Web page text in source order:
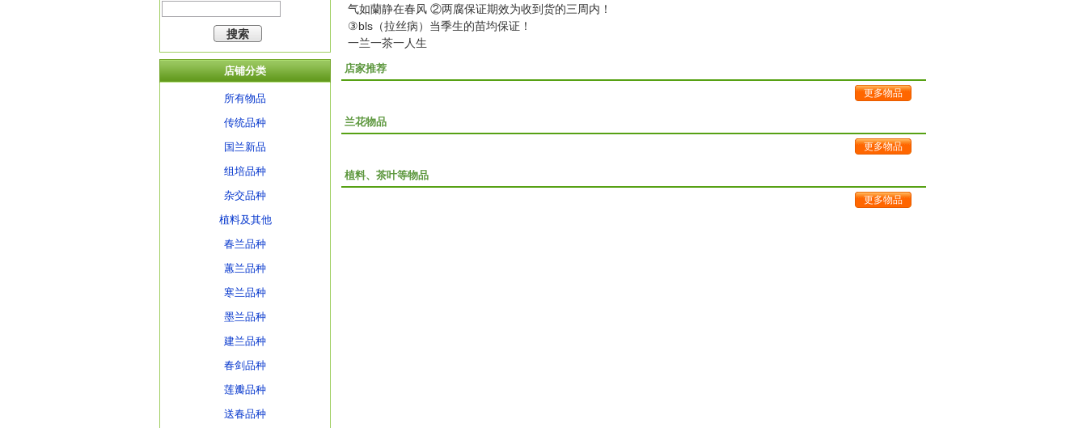
店铺分类
所有物品
传统品种
国兰新品
组培品种
杂交品种
植料及其他
春兰品种
蕙兰品种
寒兰品种
墨兰品种
建兰品种
春剑品种
莲瓣品种
送春品种
气如蘭静在春风 ②两腐保证期效为收到货的三周内！
③bls（拉丝病）当季生的苗均保证！
一兰一茶一人生
店家推荐
更多物品
兰花物品
更多物品
植料、茶叶等物品
更多物品